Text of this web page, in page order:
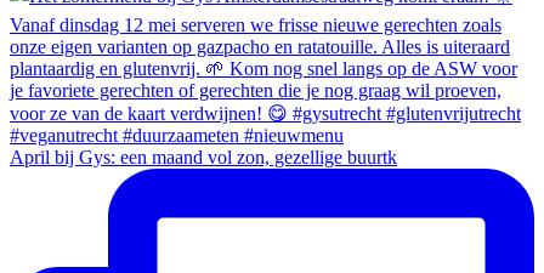
April bij Gys: een maand vol zon, gezellige buurtk